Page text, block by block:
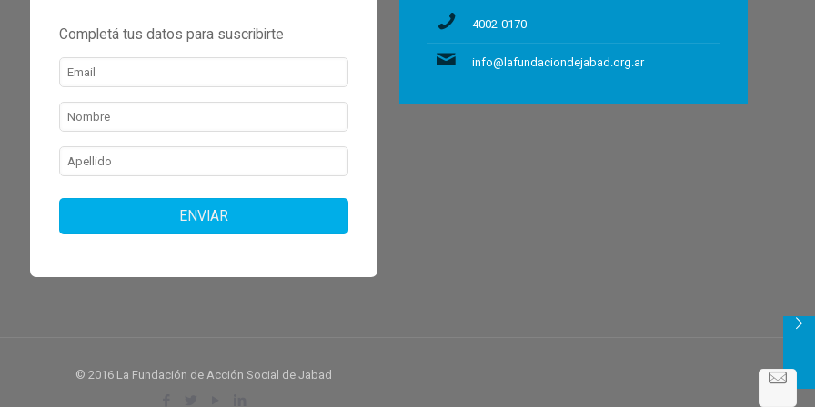
Completá tus datos para suscribirte
ENVIAR
4002-0170
info@lafundaciondejabad.org.ar
© 2016 La Fundación de Acción Social de Jabad